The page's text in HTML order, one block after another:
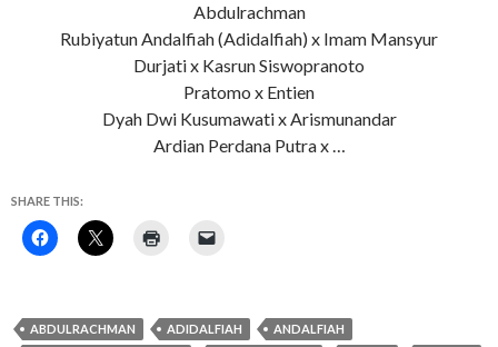
Abdulrachman
Rubiyatun Andalfiah (Adidalfiah) x Imam Mansyur
Durjati x Kasrun Siswopranoto
Pratomo x Entien
Dyah Dwi Kusumawati x Arismunandar
Ardian Perdana Putra x …
SHARE THIS:
ABDULRACHMAN ADIDALFIAH
ANDALFIAH